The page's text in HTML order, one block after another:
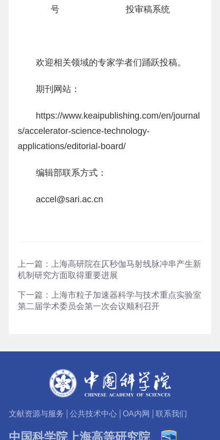
号 投审稿系统
欢迎相关领域的专家学者们踊跃投稿。
期刊网站：
https://www.keaipublishing.com/en/journal
s/accelerator-science-technology-
applications/editorial-board/
编辑部联系方式：
accel@sari.ac.cn
上一篇： 上海高研院在仄秒伽马射线脉冲串产生新
机制研究方面取得重要进展
下一篇： 上海市粒子加速器科学与技术重点实验室
第二届学术委员会第一次会议顺利召开
文献资源与服务 公共技术中心 OA内网 联系我们
中国科学院上海高等研究院